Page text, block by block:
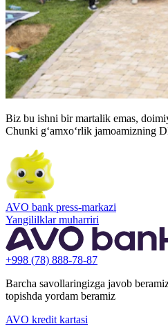
Biz bu ishni bir martalik emas,
Chunki g‘amxo‘rlik jamoamizning
AVO bank press-markazi
Yangililklar muharriri
+998 (78) 888-78-87
Barcha savollaringizga javob
topishda yordam beramiz
AVO kredit kartasi